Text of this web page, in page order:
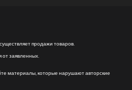
продажи товаров.
от заявленных.
материалы, которые нарушают авторские